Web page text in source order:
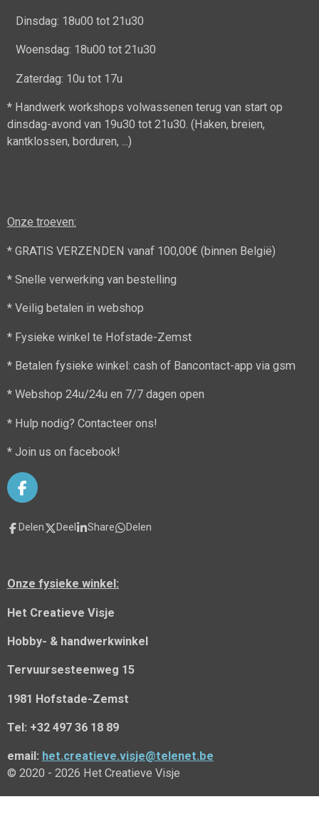
Dinsdag: 18u00 tot 21u30
Woensdag: 18u00 tot 21u30
Zaterdag: 10u tot 17u
* Handwerk workshops volwassenen terug van start op
dinsdag-avond van 19u30 tot 21u30. (Haken, breien,
kantklossen, borduren, ...)
Onze troeven:
* GRATIS VERZENDEN vanaf 100,00€ (binnen België)
* Snelle verwerking van bestelling
* Veilig betalen in webshop
* Fysieke winkel te Hofstade-Zemst
* Betalen fysieke winkel: cash of Bancontact-app via gsm
* Webshop 24u/24u en 7/7 dagen open
* Hulp nodig? Contacteer ons!
* Join us on facebook!
F
a
c
e
k
Delen Deel Share Delen
Onze fysieke winkel:
Het Creatieve Visje
Hobby- & handwerkwinkel
Tervuursesteenweg 15
1981 Hofstade-Zemst
Tel: +32 497 36 18 89
email: het.creatieve.visje@telenet.be
© 2020 - 2026 Het Creatieve Visje